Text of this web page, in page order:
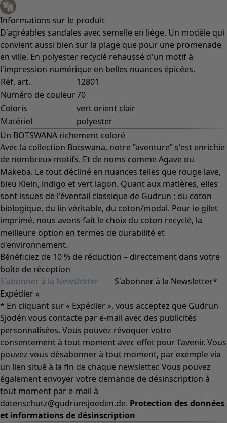
Informations sur le produit
D'agréables sandales avec semelle en liège. Un modèle qui
convient aussi bien sur la plage que pour une promenade
en ville. En polyester recyclé rehaussé d'un motif à
l'impression numérique en belles nuances épicées.
Réf. art.
12801
Numéro de couleur70
Coloris
vert orient clair
Matériel
polyester
Un BOTSWANA richement coloré
Avec la collection Botswana, notre ”aventure” s'est enrichie
de nombreux motifs. Et de noms comme Agave ou
Makeba. Le tout décliné en nuances telles que rouge lave,
bleu Klein, indigo et vert lagon. Quant aux matières, elles
sont issues de l'éventail classique de Gudrun : du coton
biologique, du lin véritable, du coton/modal. Pour le gilet
imprimé, nous avons fait le choix du coton recyclé, la
meilleure option en termes de durabilité et
d'environnement.
Bénéficiez de 10 % de réduction – directement dans votre
boîte de réception
S'abonner à la Newsletter*
Expédier »
* En cliquant sur « Expédier », vous acceptez que Gudrun
Sjödén vous contacte par e-mail avec des publicités
personnalisées. Vous pouvez révoquer votre
consentement à tout moment avec effet pour l'avenir. Vous
pouvez vous désabonner à tout moment, par exemple via
un lien situé à la fin de chaque newsletter. Vous pouvez
également envoyer votre demande de désinscription à
tout moment par e-mail à
datenschutz@gudrunsjoeden.de. Protection des données
et informations de désinscription